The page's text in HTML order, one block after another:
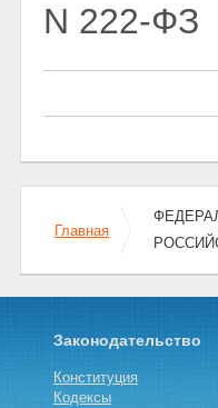
N 222-ФЗ
Главная
Законодательство
Конституция
Кодексы